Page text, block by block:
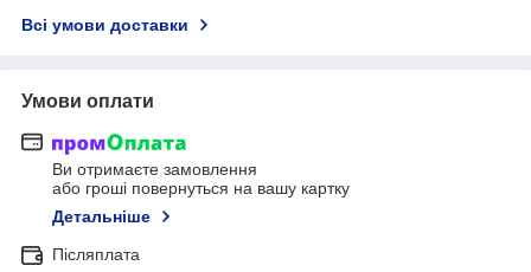
Всі умови доставки
Умови оплати
Ви отримаєте замовлення
або гроші повернуться на вашу картку
Детальніше
Післяплата